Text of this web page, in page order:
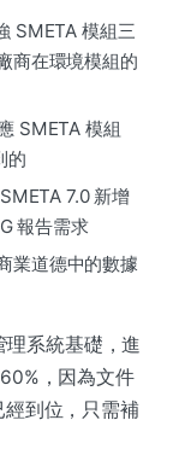
SMETA 模組三
商在環境模組的
SMETA 模組
的
7.0 新增
報告需求
業道德中的數據
理系統基礎，進
，因為文件
到位，只需補